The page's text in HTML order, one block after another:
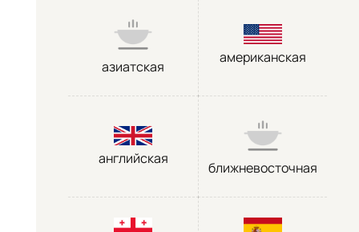
азиатская
американская
английская
ближневосточная